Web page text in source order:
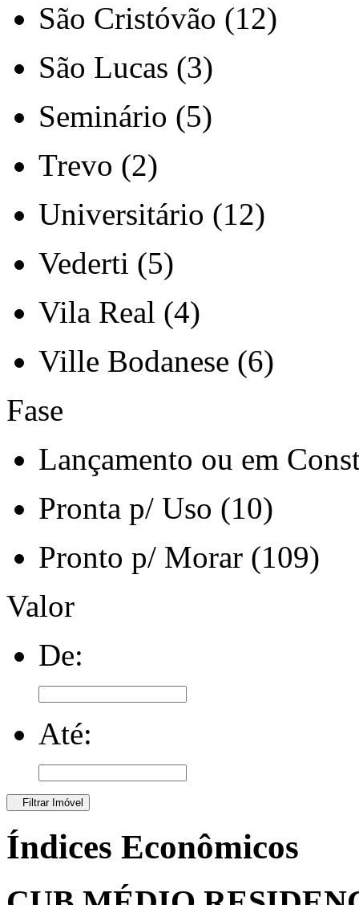
São Cristóvão (12)
São Lucas (3)
Seminário (5)
Trevo (2)
Universitário (12)
Vederti (5)
Vila Real (4)
Ville Bodanese (6)
Fase
Lançamento ou em
Pronta p/ Uso (10)
Pronto p/ Morar (109)
Valor
De:
Até:
Filtrar Imóvel
Índices Econômicos